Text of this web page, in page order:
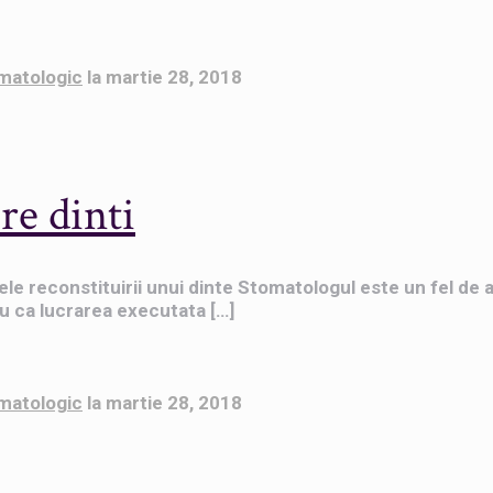
la martie 28, 2018
dinti
reconstituirii unui dinte Stomatologul este un fel de
ca lucrarea executata […]
la martie 28, 2018